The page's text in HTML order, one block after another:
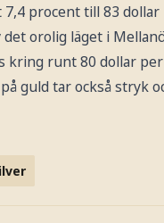
procent till 83
det orolig läget i
kring runt 80 dollar
guld tar också stryk